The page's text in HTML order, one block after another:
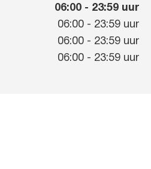
06:00 - 23:59 uur
06:00 - 23:59 uur
06:00 - 23:59 uur
06:00 - 23:59 uur